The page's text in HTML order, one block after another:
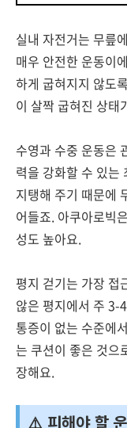
실내 자전거는 무릎
매우 안전한 운동이
하게 굽혀지지 않도
이 살짝 굽혀진 상태
수영과 수중 운동은
력을 강화할 수 있는
지탱해 주기 때문에
어들죠. 아쿠아로빅
성도 높아요.
평지 걷기는 가장 접
않은 평지에서 주 3-
통증이 없는 수준에
는 쿠션이 좋은 것으
장해요.
⚠️ 피해야 할